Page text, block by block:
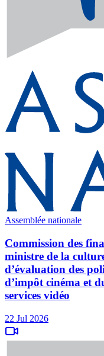
Assemblée nationale
Commission des
ministre de la
d’évaluation des
d’impôt cinéma et
services vidéo
22 Jul 2026